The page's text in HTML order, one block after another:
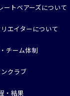
ートベアーズについて
リエイターについて
チーム体制
クラブ
・結果